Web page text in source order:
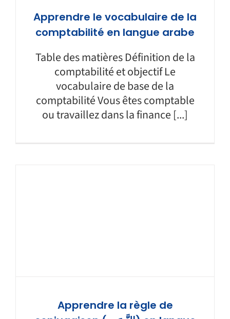
Apprendre le vocabulaire de la
comptabilité en langue arabe
Table des matières Définition de la
comptabilité et objectif Le
vocabulaire de base de la
comptabilité Vous êtes comptable
ou travaillez dans la finance [...]
Apprendre la règle de